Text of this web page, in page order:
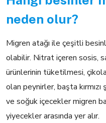
neden olur?
Migren atağı ile çeşitli
olabilir. Nitrat içeren sosis,
ürünlerinin tüketilmesi,
olan peynirler, başta
ve soğuk içecekler migren
yiyecekler arasında yer alır.